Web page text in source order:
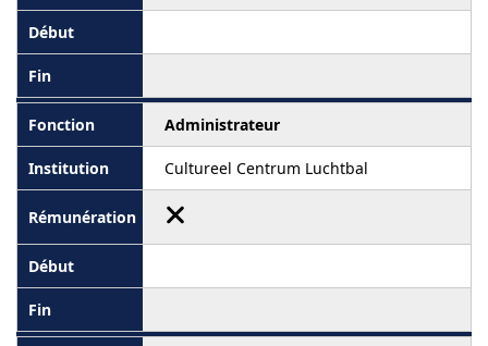
Administrateur
Cultureel Centrum Luchtbal